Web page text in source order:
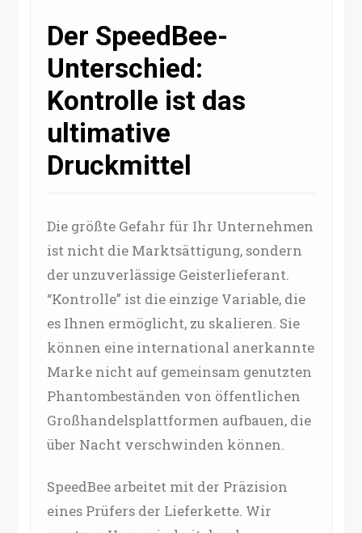
Der SpeedBee-
Unterschied:
Kontrolle ist das
ultimative
Druckmittel
Die größte Gefahr für Ihr Unternehmen
ist nicht die Marktsättigung, sondern
der unzuverlässige Geisterlieferant.
“Kontrolle” ist die einzige Variable, die
es Ihnen ermöglicht, zu skalieren. Sie
können eine international anerkannte
Marke nicht auf gemeinsam genutzten
Phantombeständen von öffentlichen
Großhandelsplattformen aufbauen, die
über Nacht verschwinden können.
SpeedBee arbeitet mit der Präzision
eines Prüfers der Lieferkette. Wir